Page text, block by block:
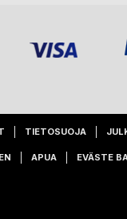
TIETOSUOJA
APUA EVÄSTE